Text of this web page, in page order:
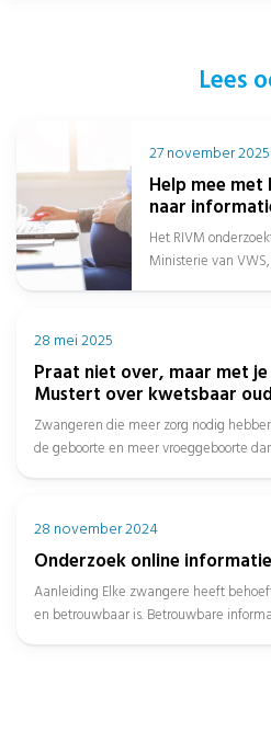
Lees
27 november 2025
Help mee
naar
zwangeren
Het RIVM
Ministerie van
28 mei 2025
Praat niet over, maar met
Mustert over kwetsbaar
Zwangeren die meer zorg nodig
de geboorte en meer vroeggeboorte
28 november 2024
Onderzoek online
Aanleiding Elke zwangere heeft
en betrouwbaar is. Betrouwbare